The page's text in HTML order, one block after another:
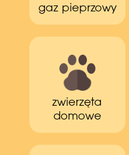
gaz pieprzowy
zwierzęta
domowe